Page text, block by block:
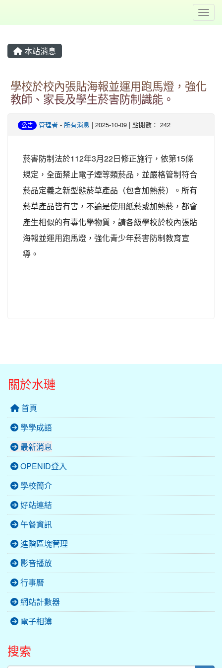
本站消息
學校於校內張貼海報並運用跑馬燈，強化
教師、家長及學生菸害防制識能。
公告 管理者 - 所有消息 | 2025-10-09 | 點閱數： 242
菸害防制法於112年3月22日修正施行，依第15條
規定，全面禁止電子煙等類菸品，並嚴格管制符合
菸品定義之新型態菸草產品（包含加熱菸）。所有
菸草產品皆有害，不論是使用紙菸或加熱菸，都會
產生相似的有毒化學物質，請各級學校於校內張貼
海報並運用跑馬燈，強化青少年菸害防制教育宣
導。
關於水璉
首頁
學學成語
最新消息
OPENID登入
學校簡介
好站連結
午餐資訊
進階區塊管理
影音播放
行事曆
網站計數器
電子相簿
搜索